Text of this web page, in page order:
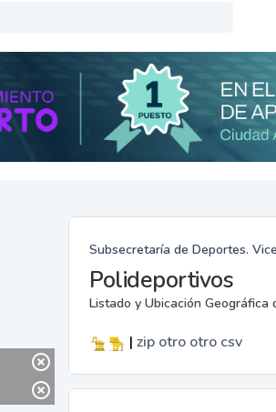
Subsecretaría de Deportes.
Polideportivos
Listado y Ubicación
| zip otro otro csv